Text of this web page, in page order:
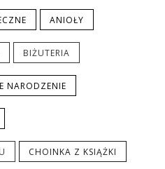
ANIOŁY
BIŻUTERIA
NARODZENIE
CHOINKA Z KSIĄŻKI